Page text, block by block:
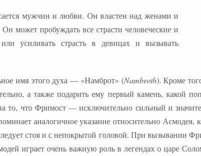
мужчин и любви. Он властен над женами и
может пробуждать все страсти человеческие и
усиливать страсть в девицах и вызывать
имя этого духа — «Намброт» (Nambroth). Кроме
а также подарить ему первый камень, какой
то, что Фримост — исключительно сильный и
аналогичное указание относительно Асмодея,
стоя и с непокрытой головой. При вызывании
играет очень важную роль в легендах о царе